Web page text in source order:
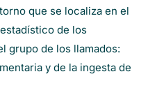
que se localiza en el
de los
grupo de los llamados:
y de la ingesta de